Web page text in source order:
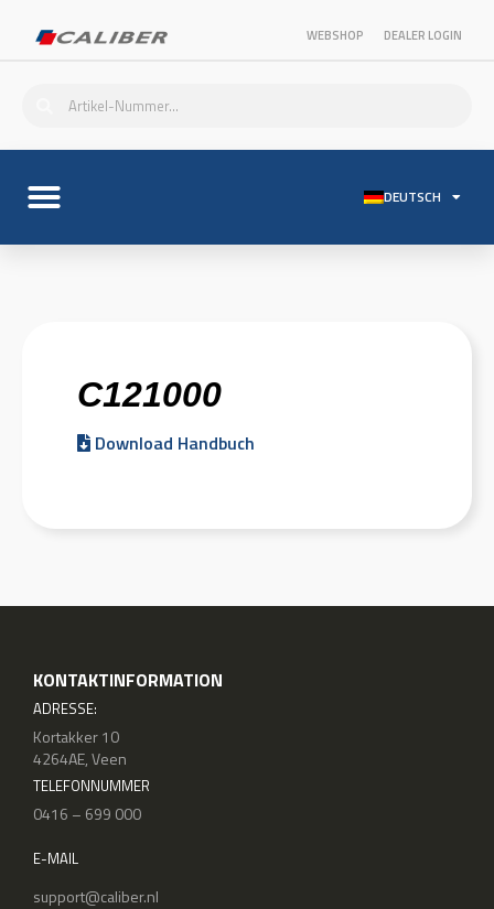
WEBSHOP DEALER LOGIN
DEUTSCH
C121000
Download Handbuch
KONTAKTINFORMATION
ADRESSE:
Kortakker 10
4264AE, Veen
TELEFONNUMMER
0416 – 699 000
E-MAIL
support@caliber.nl